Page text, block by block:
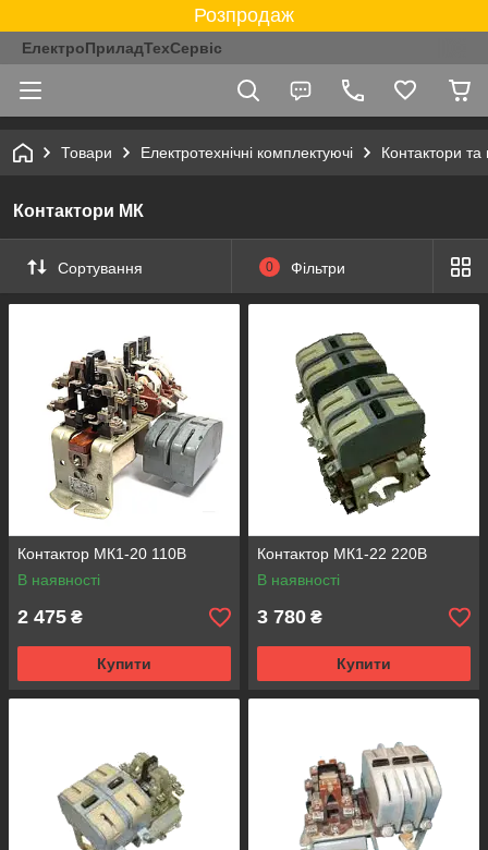
Розпродаж
ЕлектроПриладТехСервіс
Товари Електротехнічні комплектуючі Контактори та
Контактори МК
Сортування 0 Фільтри
Контактор МК1-20 110В
В наявності
2 475 ₴
Купити
Контактор МК1-22 220В
В наявності
3 780 ₴
Купити